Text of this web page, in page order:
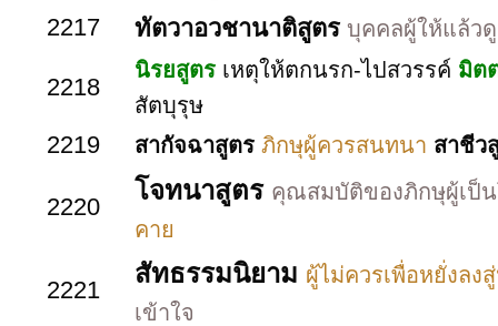
2217
ทัตวาอวชานาติสูตร บุคคลผู้ให้แล้ว
2218
นิรยสูตร เหตุให้ตกนรก-ไปสวรรค์ มิต
สัตบุรุษ
2219 สากัจฉาสูตร ภิกษุผู้ควรสนทนา สาชีว
2220
โจทนาสูตร คุณสมบัติของภิกษุผู้เป็น
คาย
2221
สัทธรรมนิยาม ผู้ไม่ควรเพื่อหยั่งล
เข้าใจ